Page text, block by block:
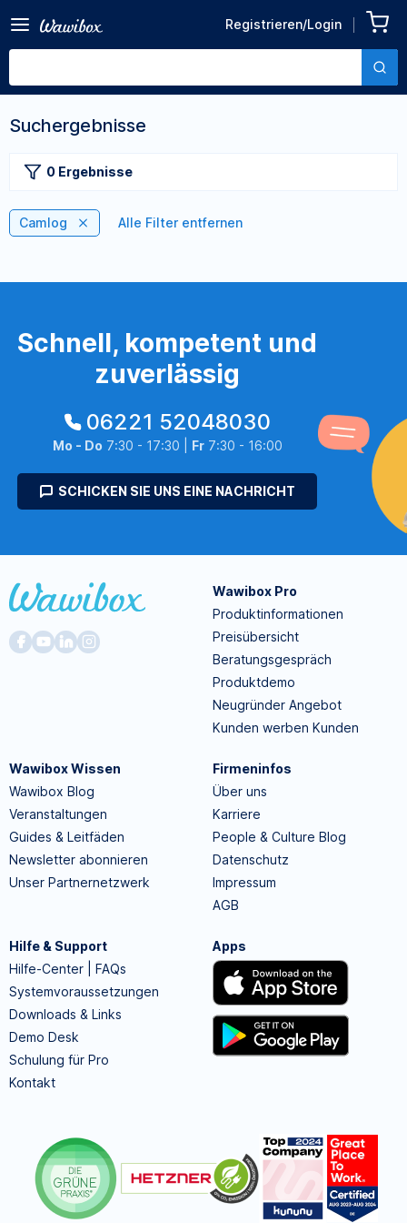
Registrieren/Login
Suchergebnisse
0 Ergebnisse
Camlog Alle Filter entfernen
Schnell, kompetent und
zuverlässig
06221 52048030
Mo - Do 7:30 - 17:30 | Fr7:30 - 16:00
SCHICKEN SIE UNS EINE NACHRICHT
Wawibox Pro
Produktinformationen
Preisübersicht
Beratungsgespräch
Produktdemo
Neugründer Angebot
Kunden werben Kunden
Wawibox Wissen
Wawibox Blog
Veranstaltungen
Guides & Leitfäden
Newsletter abonnieren
Unser Partnernetzwerk
Firmeninfos
Über uns
Karriere
People & Culture Blog
Datenschutz
Impressum
AGB
Hilfe & Support
Hilfe-Center | FAQs
Systemvoraussetzungen
Downloads & Links
Demo Desk
Schulung für Pro
Kontakt
Apps